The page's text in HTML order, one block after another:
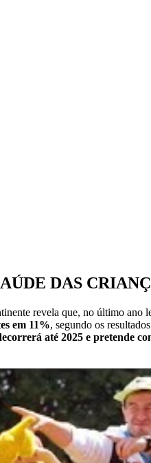
DAS
revela que, no último
em 11%, segundo os
até 2025 e pretende